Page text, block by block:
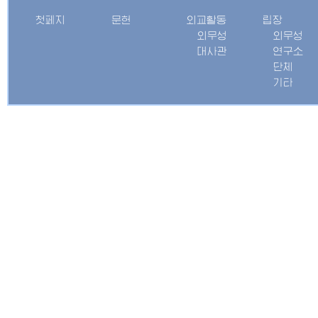
첫페지 문헌
외교활동
외무성
대사관
립장
외무성
연구소
단체
기타